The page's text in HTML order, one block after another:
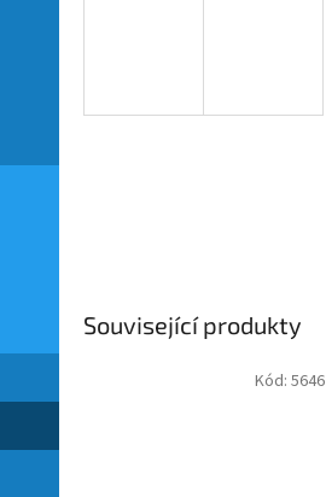
Související produkty
Kód: 5646